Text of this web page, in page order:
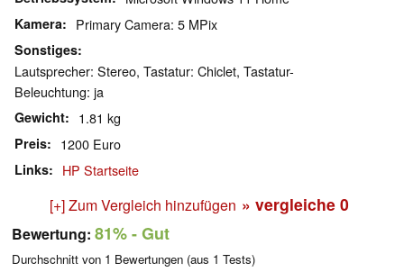
Kamera Primary Camera: 5 MPix
Sonstiges
Lautsprecher: Stereo, Tastatur: Chiclet, Tastatur-
Beleuchtung: ja
Gewicht 1.81 kg
Preis 1200 Euro
Links HP Startseite
[+] Zum Vergleich hinzufügen » vergleiche 0
Bewertung: 81%- Gut
Durchschnitt von 1 Bewertungen (aus 1 Tests)